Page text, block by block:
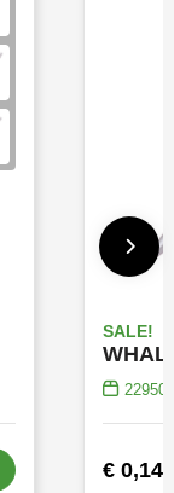
SALE!
22950
€ 0,14